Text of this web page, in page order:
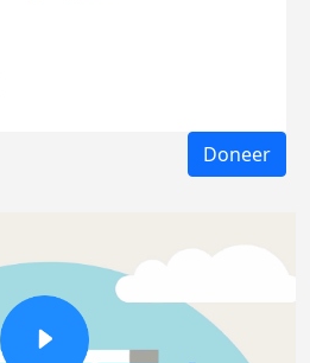
Doneer